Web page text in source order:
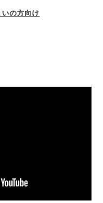
いの方向け